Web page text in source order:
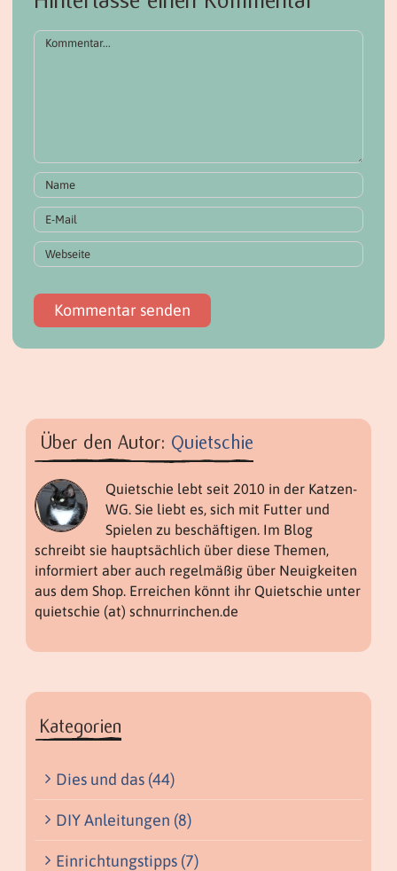
Kommentar
Über den Autor: Quietschie
Quietschie lebt seit 2010 in der Katzen-
WG. Sie liebt es, sich mit Futter und
Spielen zu beschäftigen. Im Blog
schreibt sie hauptsächlich über diese Themen,
informiert aber auch regelmäßig über Neuigkeiten
aus dem Shop. Erreichen könnt ihr Quietschie unter
quietschie (at) schnurrinchen.de
Kategorien
Dies und das (44)
DIY Anleitungen (8)
Einrichtungstipps (7)